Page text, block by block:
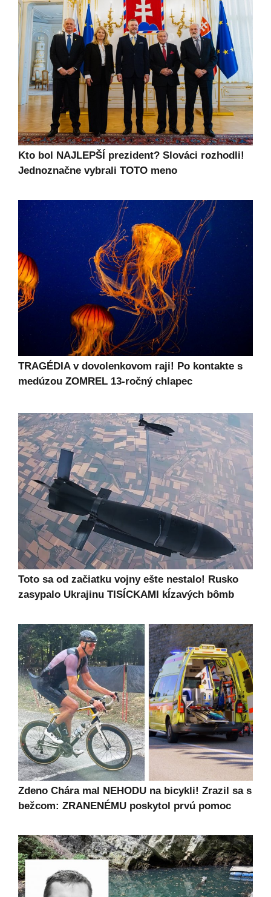
Kto bol NAJLEPŠÍ prezident? Slováci rozhodli!
Jednoznačne vybrali TOTO meno
TRAGÉDIA v dovolenkovom raji! Po kontakte s
medúzou ZOMREL 13-ročný chlapec
Toto sa od začiatku vojny ešte nestalo! Rusko
zasypalo Ukrajinu TISÍCKAMI kĺzavých bômb
Zdeno Chára mal NEHODU na bicykli! Zrazil sa s
bežcom: ZRANENÉMU poskytol prvú pomoc